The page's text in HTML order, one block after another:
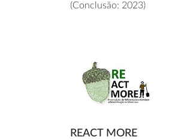
(Conclusão: 2023)
REACT MORE